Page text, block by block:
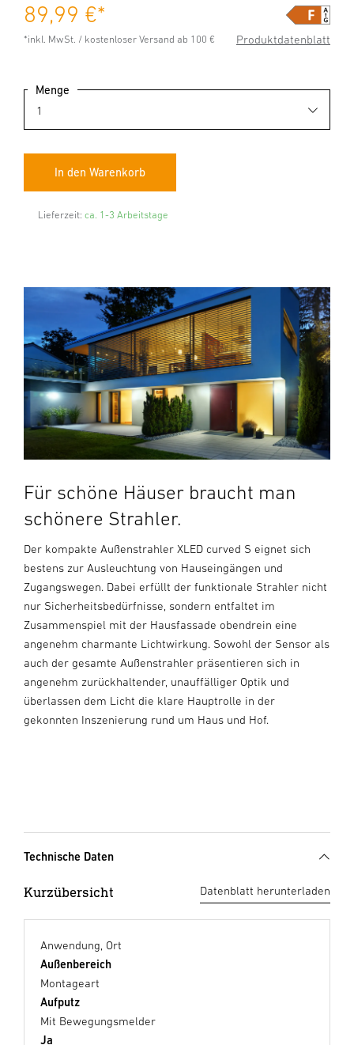
Produktdatenblatt
89,99 €*
*inkl. MwSt. / kostenloser Versand ab 100 €
Menge
Lieferzeit: ca. 1-3 Arbeitstage
Für schöne Häuser braucht man
schönere Strahler.
Der kompakte Außenstrahler XLED curved S eignet sich
bestens zur Ausleuchtung von Hauseingängen und
Zugangswegen. Dabei erfüllt der funktionale Strahler nicht
nur Sicherheitsbedürfnisse, sondern entfaltet im
Zusammenspiel mit der Hausfassade obendrein eine
angenehm charmante Lichtwirkung. Sowohl der Sensor als
auch der gesamte Außenstrahler präsentieren sich in
angenehm zurückhaltender, unauffälliger Optik und
überlassen dem Licht die klare Hauptrolle in der
gekonnten Inszenierung rund um Haus und Hof.
Technische Daten
Kurzübersicht Datenblatt herunterladen
Anwendung, Ort
Außenbereich
Montageart
Aufputz
Mit Bewegungsmelder
Ja